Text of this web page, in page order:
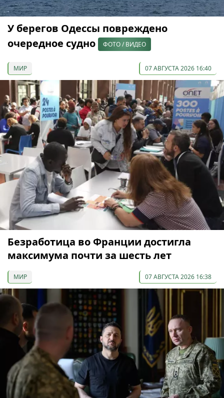
У берегов Одессы повреждено
очередное судно
ФОТО / ВИДЕО
МИР 07 АВГУСТА 2026 16:40
Безработица во Франции достигла
максимума почти за шесть лет
МИР 07 АВГУСТА 2026 16:38